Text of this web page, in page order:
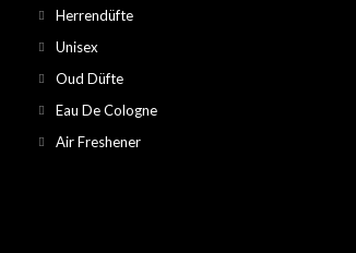
Herrendüfte
Unisex
Oud Düfte
Eau De Cologne
Air Freshener